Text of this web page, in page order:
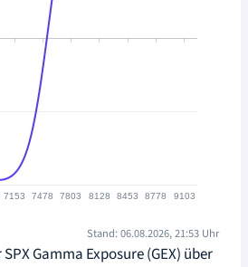
Stand: 06.08.2026, 21:53 Uhr
Gamma Exposure (GEX) über